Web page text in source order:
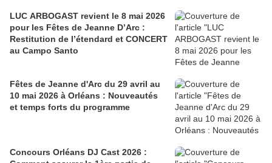
LUC ARBOGAST revient le 8 mai 2026
pour les Fêtes de Jeanne D’Arc :
Restitution de l’étendard et CONCERT
au Campo Santo
Fêtes de Jeanne d'Arc du 29 avril au
10 mai 2026 à Orléans : Nouveautés
et temps forts du programme
Concours Orléans DJ Cast 2026 :